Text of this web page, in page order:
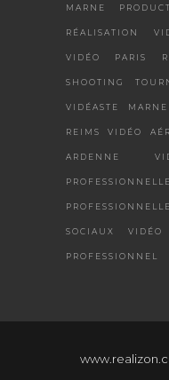
MARNE
RÉALISATION
VIDÉO PARIS
SHOOTING
VIDÉASTE MARNE
REIMS VIDÉO
ARDENNE
SOCIAUX
PROFESSIONNEL